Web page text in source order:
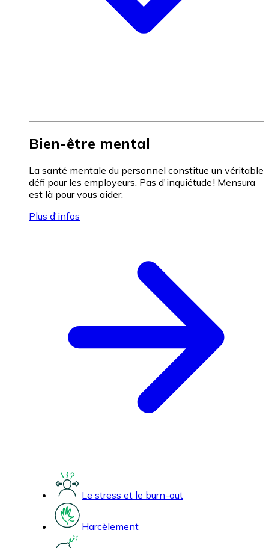
Bien-être mental
La santé mentale du personnel constitue un véritable
défi pour les employeurs. Pas d'inquiétude ! Mensura
est là pour vous aider.
Plus d'infos
Le stress et le burn-out
Harcèlement